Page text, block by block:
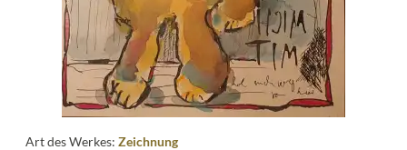
Art des Werkes:Zeichnung